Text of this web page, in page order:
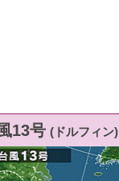
13号 (ドルフィン)